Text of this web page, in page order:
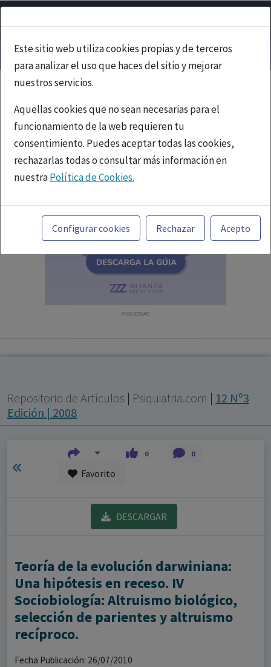
Este sitio web utiliza cookies propias y de terceros
para analizar el uso que haces del sitio y mejorar
nuestros servicios.
Aquellas cookies que no sean necesarias para el
funcionamiento de la web requieren tu
consentimiento. Puedes aceptar todas las cookies,
rechazarlas todas o consultar más información en
nuestraPolítica de Cookies.
Toda la información incluida en la Página Web está
referida a productos del mercado español y, por
tanto, dirigida a profesionales sanitarios legalmente
facultados para prescribir o dispensar medicamentos
con ejercicio profesional. La información técnica de los
fármacos se facilita a título meramente informativo,
Configurar cookies Rechazar Acepto
PUBLICIDAD
Repositorio de Artículos | Psiquiatria.com | 12 Nº3
Edición | 2008
0 0
Favorito
DESCARGAR
Teoría de la evolución darwiniana:
Una hipótesis en receso. IV
Sociobiología: Altruismo biológico,
selección de parientes y altruismo
recíproco.
Fecha Publicación: 26/07/2010